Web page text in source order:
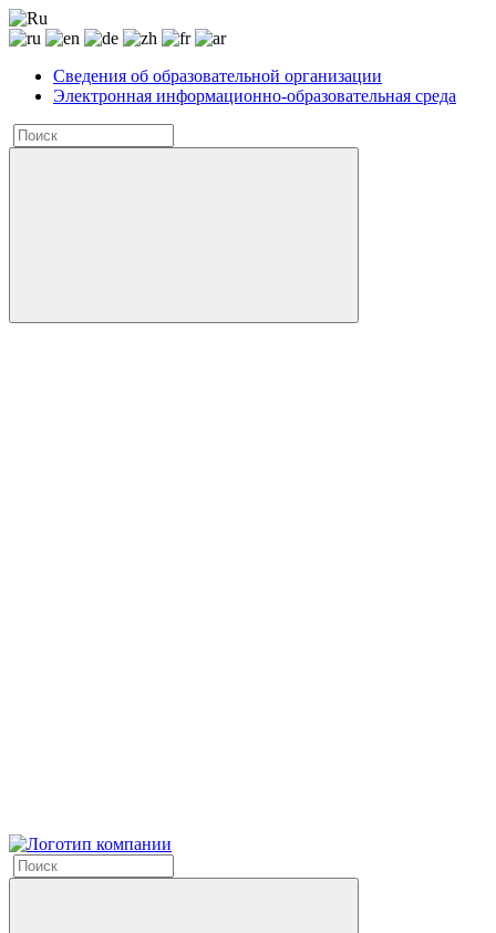
Сведения об образовательной организации
Электронная информационно-образовательная среда